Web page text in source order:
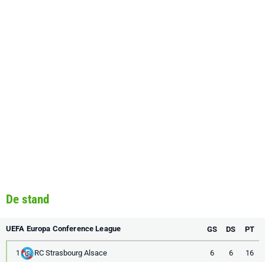
De stand
UEFA Europa Conference League GS DS PT
1 RC Strasbourg Alsace 6 6 16